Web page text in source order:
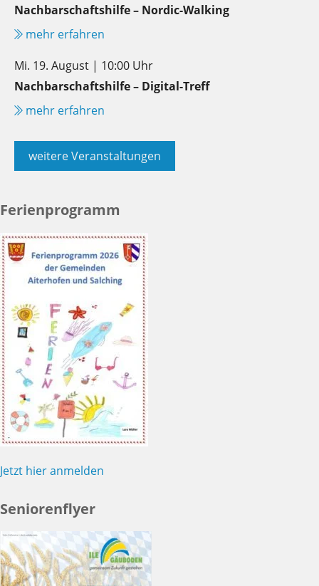
Nachbarschaftshilfe – Nordic-Walking
mehr erfahren
Mi. 19. August | 10:00 Uhr
Nachbarschaftshilfe – Digital-Treff
mehr erfahren
weitere Veranstaltungen
Ferienprogramm
Jetzt hier anmelden
Seniorenflyer